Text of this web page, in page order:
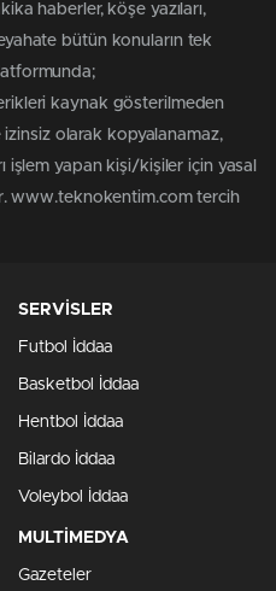
haberler, köşe yazıları,
bütün konuların tek
kaynak gösterilmeden
izinsiz olarak kopyalanamaz,
işlem yapan kişi/kişiler için yasal
www.teknokentim.com tercih
SERVİSLER
Futbol İddaa
Basketbol İddaa
Hentbol İddaa
Bilardo İddaa
Voleybol İddaa
MULTİMEDYA
Gazeteler